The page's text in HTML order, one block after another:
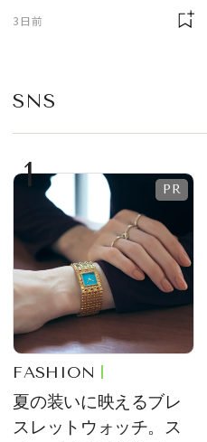
ーン型がスタイリング
3日前
SNS
1
FASHION
夏の装いに映えるブレ
スレットウォッチ。ス